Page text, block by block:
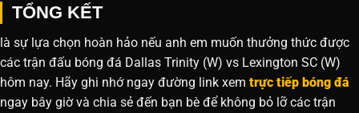
TỔNG KẾT
là sự lựa chọn hoàn hảo nếu anh em muốn thưởng thức được
các trận đấu bóng đá Dallas Trinity (W) vs Lexington SC (W)
hôm nay. Hãy ghi nhớ ngay đường link xem trực tiếp bóng đá
ngay bây giờ và chia sẻ đến bạn bè để không bỏ lỡ các trận